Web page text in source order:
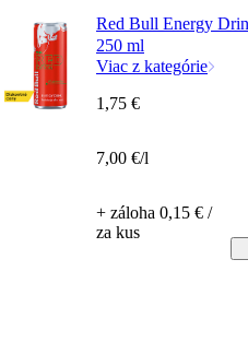
Red Bull Energy
250 ml
Viac z kategórie
1,75 €
7,00 €/l
+ záloha 0,15 € /
za kus